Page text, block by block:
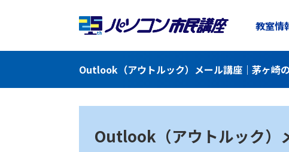
教室情
Outlook（アウトルック）メール講座｜茅ヶ崎
Outlook（アウトルック）